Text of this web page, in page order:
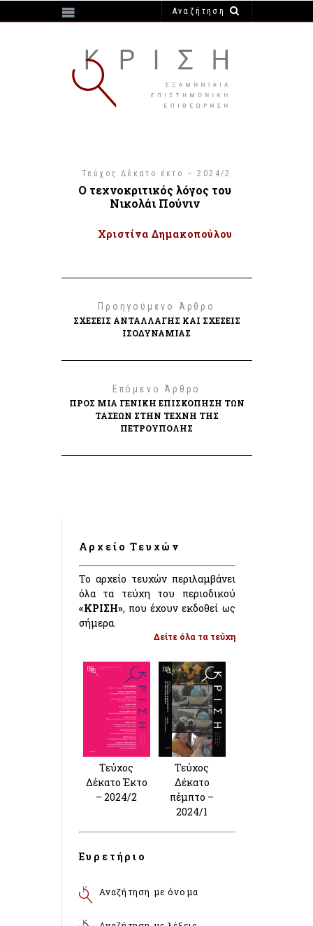
https://e-krisi.gr/wp-content/themes/krisi
Τεύχος Δέκατο έκτο – 2024/2
Ο τεχνοκριτικός λόγος του
Νικολάι Πούνιν
Χριστίνα Δημακοπούλου
Προηγούμενο Άρθρο
ΣΧΈΣΕΙΣ ΑΝΤΑΛΛΑΓΉΣ ΚΑΙ ΣΧΈΣΕΙΣ
ΙΣΟΔΥΝΑΜΊΑΣ
Επόμενο Άρθρο
ΠΡΟΣ ΜΙΑ ΓΕΝΙΚΉ ΕΠΙΣΚΌΠΗΣΗ ΤΩΝ
ΤΆΣΕΩΝ ΣΤΗΝ ΤΈΧΝΗ ΤΗΣ
ΠΕΤΡΟΎΠΟΛΗΣ
Αρχείο Τευχών
Το αρχείο τευχών περιλαμβάνει
όλα τα τεύχη του περιοδικού
«ΚΡΙΣΗ», που έχουν εκδοθεί ως
σήμερα.
Δείτε όλα τα τεύχη
Τεύχος
Δέκατο Έκτο
– 2024/2
Τεύχος
Δέκατο
πέμπτο –
2024/1
Ευρετήριο
Αναζήτηση με όνομα